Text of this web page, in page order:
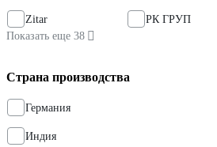
Zitar
РК ГРУП
Показать еще 38
Страна производства
Германия
Индия